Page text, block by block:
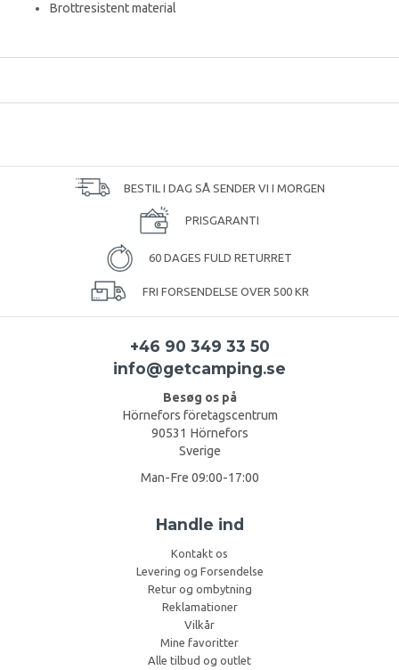
Brottresistent material
BESTIL I DAG SÅ SENDER VI I MORGEN
PRISGARANTI
60 DAGES FULD RETURRET
FRI FORSENDELSE OVER 500 KR
+46 90 349 33 50
info@getcamping.se
Besøg os på
Hörnefors företagscentrum
90531 Hörnefors
Sverige
Man-Fre 09:00-17:00
Handle ind
Kontakt os
Levering og Forsendelse
Retur og ombytning
Reklamationer
Vilkår
Mine favoritter
Alle tilbud og outlet